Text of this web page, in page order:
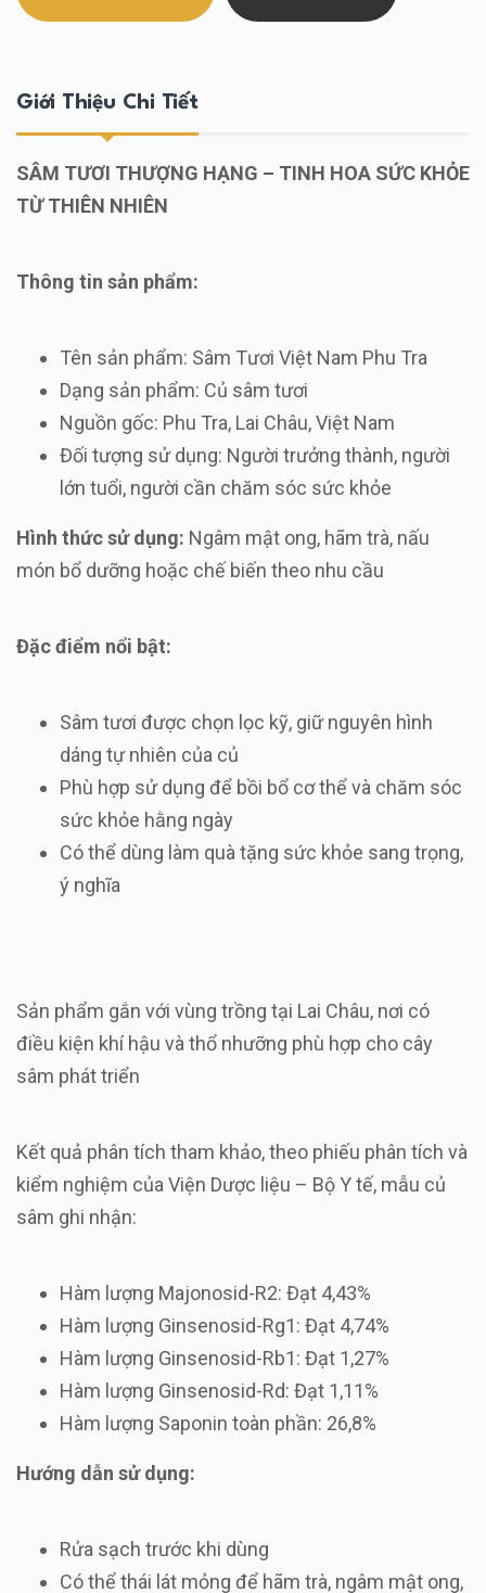
Giới Thiệu Chi Tiết
SÂM TƯƠI THƯỢNG HẠNG – TINH HOA SỨC KHỎE
TỪ THIÊN NHIÊN
Thông tin sản phẩm:
Tên sản phẩm: Sâm Tươi Việt Nam Phu Tra
Dạng sản phẩm: Củ sâm tươi
Nguồn gốc: Phu Tra, Lai Châu, Việt Nam
Đối tượng sử dụng: Người trưởng thành, người
lớn tuổi, người cần chăm sóc sức khỏe
Hình thức sử dụng: Ngâm mật ong, hãm trà, nấu
món bổ dưỡng hoặc chế biến theo nhu cầu
Đặc điểm nổi bật:
Sâm tươi được chọn lọc kỹ, giữ nguyên hình
dáng tự nhiên của củ
Phù hợp sử dụng để bồi bổ cơ thể và chăm sóc
sức khỏe hằng ngày
Có thể dùng làm quà tặng sức khỏe sang trọng,
ý nghĩa
Sản phẩm gắn với vùng trồng tại Lai Châu, nơi có
điều kiện khí hậu và thổ nhưỡng phù hợp cho cây
sâm phát triển
Kết quả phân tích tham khảo, theo phiếu phân tích và
kiểm nghiệm của Viện Dược liệu – Bộ Y tế, mẫu củ
sâm ghi nhận:
Hàm lượng Majonosid-R2: Đạt 4,43%
Hàm lượng Ginsenosid-Rg1: Đạt 4,74%
Hàm lượng Ginsenosid-Rb1: Đạt 1,27%
Hàm lượng Ginsenosid-Rd: Đạt 1,11%
Hàm lượng Saponin toàn phần: 26,8%
Hướng dẫn sử dụng:
Rửa sạch trước khi dùng
Có thể thái lát mỏng để hãm trà, ngâm mật ong,